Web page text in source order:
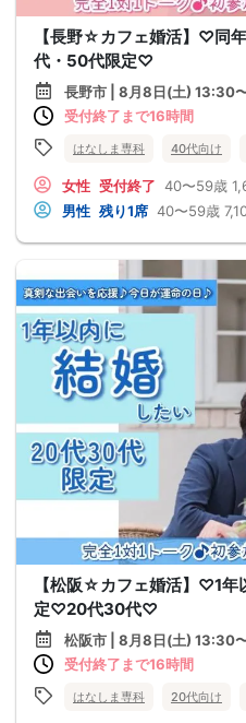
【長野☆カフェ婚活】♡同
代・50代限定♡
長野市 | 8月8日(土) 13:30
受付終了まで16時間
はなしま専科 40代向け
女性 受付終了 40〜59歳
男性 残り1席 40〜59歳
【松阪☆カフェ婚活】♡1年
定♡20代30代♡
松阪市 | 8月8日(土) 13:30
受付終了まで16時間
はなしま専科 20代向け